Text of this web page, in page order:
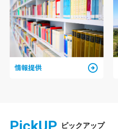
情報提供 arrow_circle_right